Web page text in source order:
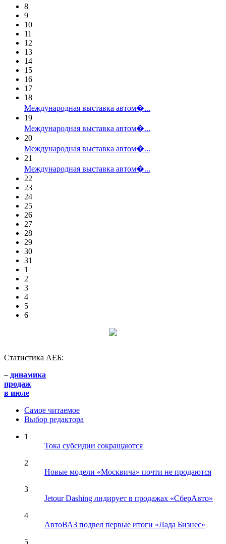
8
9
10
11
12
13
14
15
16
17
18
Международная выставка автом�...
19
Международная выставка автом�...
20
Международная выставка автом�...
21
Международная выставка автом�...
22
23
24
25
26
27
28
29
30
31
1
2
3
4
5
6
Статистика АЕБ:
– динамика
продаж
в июле
Самое читаемое
Выбор редактора
1
Тока субсидии сокращаются
2
Новые модели «Москвича» почти не продаются
3
Jetour Dashing лидирует в продажах «СберАвто»
4
АвтоВАЗ подвел первые итоги «Лада Бизнес»
5